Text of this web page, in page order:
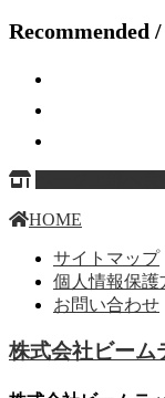
Recommended
HOME
サイトマップ
個人情報保護
お問い合わせ
株式会社ビーム